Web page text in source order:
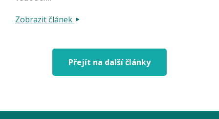
Zobrazit článek
Přejít na další články